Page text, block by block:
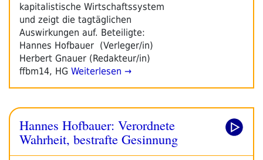
kapitalistische Wirtschaftssystem
und zeigt die tagtäglichen
Auswirkungen auf. Beteiligte:
Hannes Hofbauer (Verleger/in)
Herbert Gnauer (Redakteur/in)
ffbm14, HG Weiterlesen →
Hannes Hofbauer: Verordnete
Wahrheit, bestrafte Gesinnung